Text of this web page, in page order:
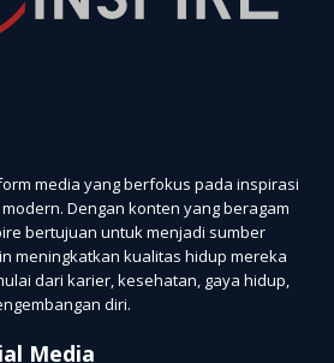
media yang berfokus pada inspirasi
Dengan konten yang beragam
bertujuan untuk menjadi sumber
meningkatkan kualitas hidup mereka
dari karier, kesehatan, gaya hidup,
diri.
Media